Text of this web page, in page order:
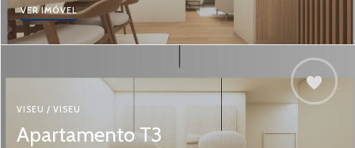
VER IMÓVEL
VISEU / VISEU
Apartamento T3